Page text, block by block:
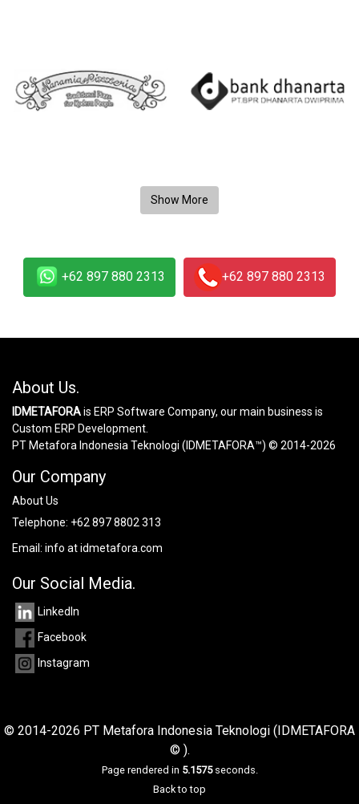
+62 897 880 2313 +62 897 880 2313
About Us.
IDMETAFORAis ERP Software Company, our main business is
Custom ERP Development.
PT Metafora Indonesia Teknologi (IDMETAFORA™) © 2014-2026
Our Company
About Us
Telephone: +62 897 8802 313
Email: info at idmetafora.com
Our Social Media.
LinkedIn
Facebook
Instagram
© 2014-2026 PT Metafora Indonesia Teknologi (IDMETAFORA
© ).
Page rendered in 5.1575seconds.
Back to top